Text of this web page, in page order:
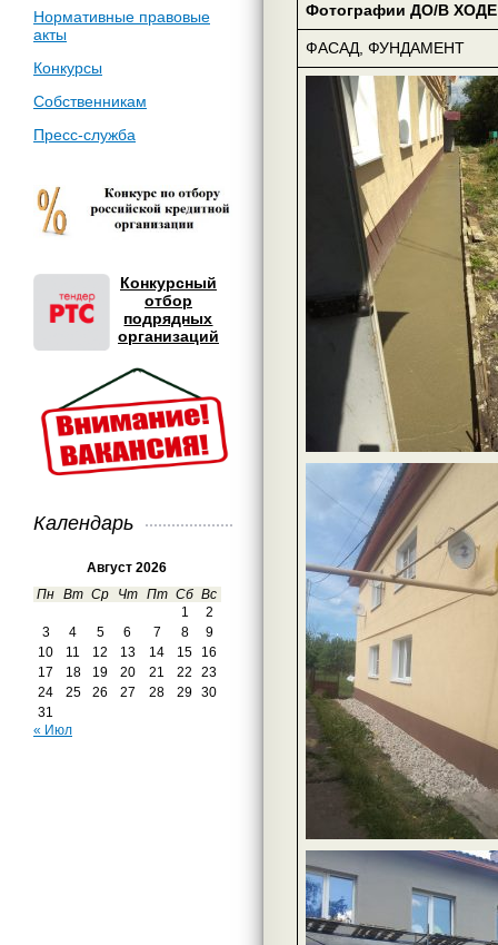
Нормативные правовые
акты
Конкурсы
Собственникам
Пресс-служба
Конкурсный
отбор
подрядных
организаций
Календарь
Август 2026
Пн Вт Ср Чт Пт Сб Вс
1
2
3
4 5 6 7 8
9
10
11 12 13 14 15
16
17
18 19 20 21 22
23
24
25 26 27 28 29
30
31
« Июл
Фотографии ДО/В ХОДЕ
ФАСАД, ФУНДАМЕНТ